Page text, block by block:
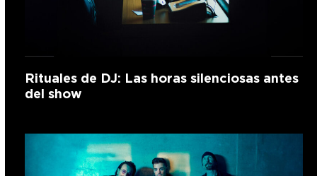
Rituales de DJ: Las horas silenciosas antes
del show